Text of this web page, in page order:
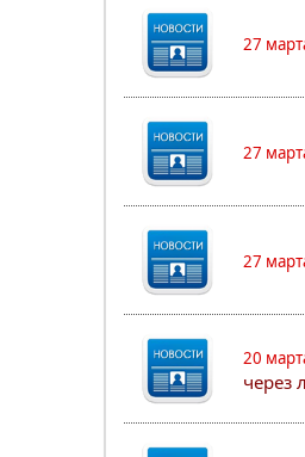
27
27
27
20
через